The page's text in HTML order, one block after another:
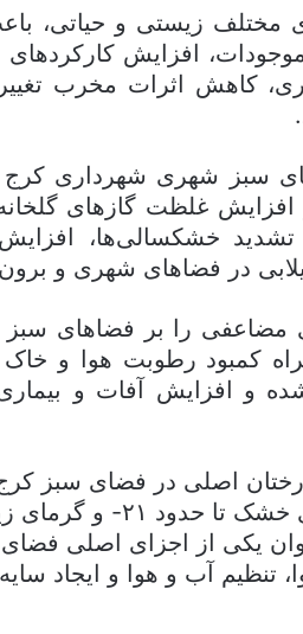
مختلف زیستی و حیاتی،
افزایش کارکردهای
کاهش اثرات مخرب
سبز شهری شهرداری
غلظت گازهای
تشدید خشکسالی‌ها،
سیلابی در فضاهای شهری و
را بر فضاهای سبز
کمبود رطوبت هوا و
و افزایش آفات و
درختان اصلی در فضای سبز
یکی از اجزای اصلی
تنظیم آب و هوا و ایجاد